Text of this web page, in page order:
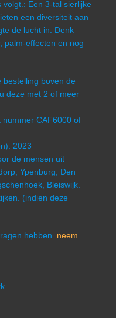
Een 3-tal sierlijke
een diversiteit aan
de lucht in. Denk
palm-effecten en nog
bestelling boven de
deze met 2 of meer
CAF6000 of
2023
de mensen uit
Ypenburg, Den
Bleiswijk.
(indien deze
hebben. neem